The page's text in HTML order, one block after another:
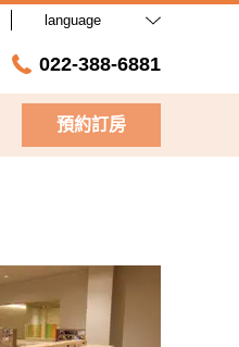
language
022-388-6881
預約訂房